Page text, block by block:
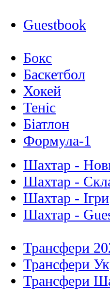
Guestbook
Бокс
Баскетбол
Хокей
Теніс
Біатлон
Формула-1
Шахтар -
Шахтар -
Шахтар - Ігри
Шахтар -
Трансфери
Трансфери
Трансфери